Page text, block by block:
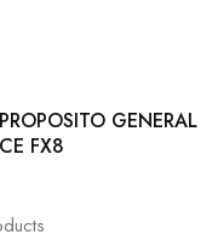
GENERAL
FX8